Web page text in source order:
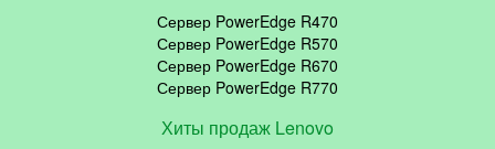
Сервер PowerEdge R470
Сервер PowerEdge R570
Сервер PowerEdge R670
Сервер PowerEdge R770
Хиты продаж Lenovo